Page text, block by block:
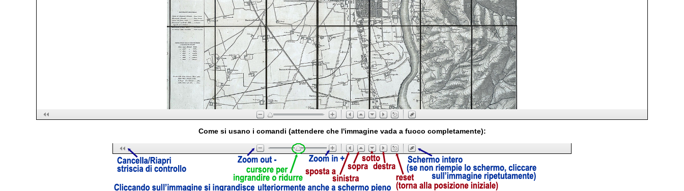
Come si usano i comandi (attendere che l'immagine vada a fuoco completamente):